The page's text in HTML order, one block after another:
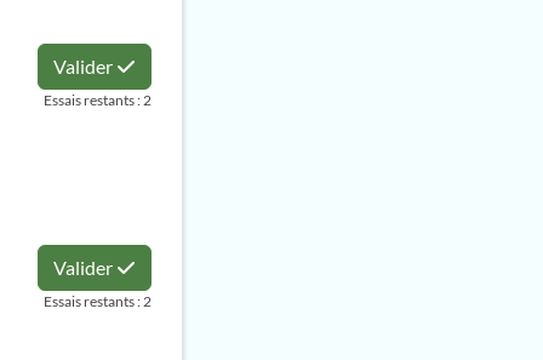
Valider
Essais restants : 2
Valider
Essais restants : 2